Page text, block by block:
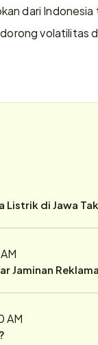
dari
volatilitas
Listrik di Jawa
Jaminan
AM